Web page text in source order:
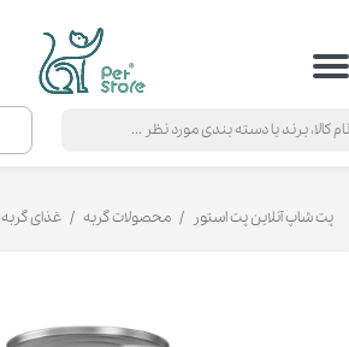
حساب کاربری من
خروج از حساب کاربری
پت شاپ آنلاین پت استور محصولات گربه غذای گربه